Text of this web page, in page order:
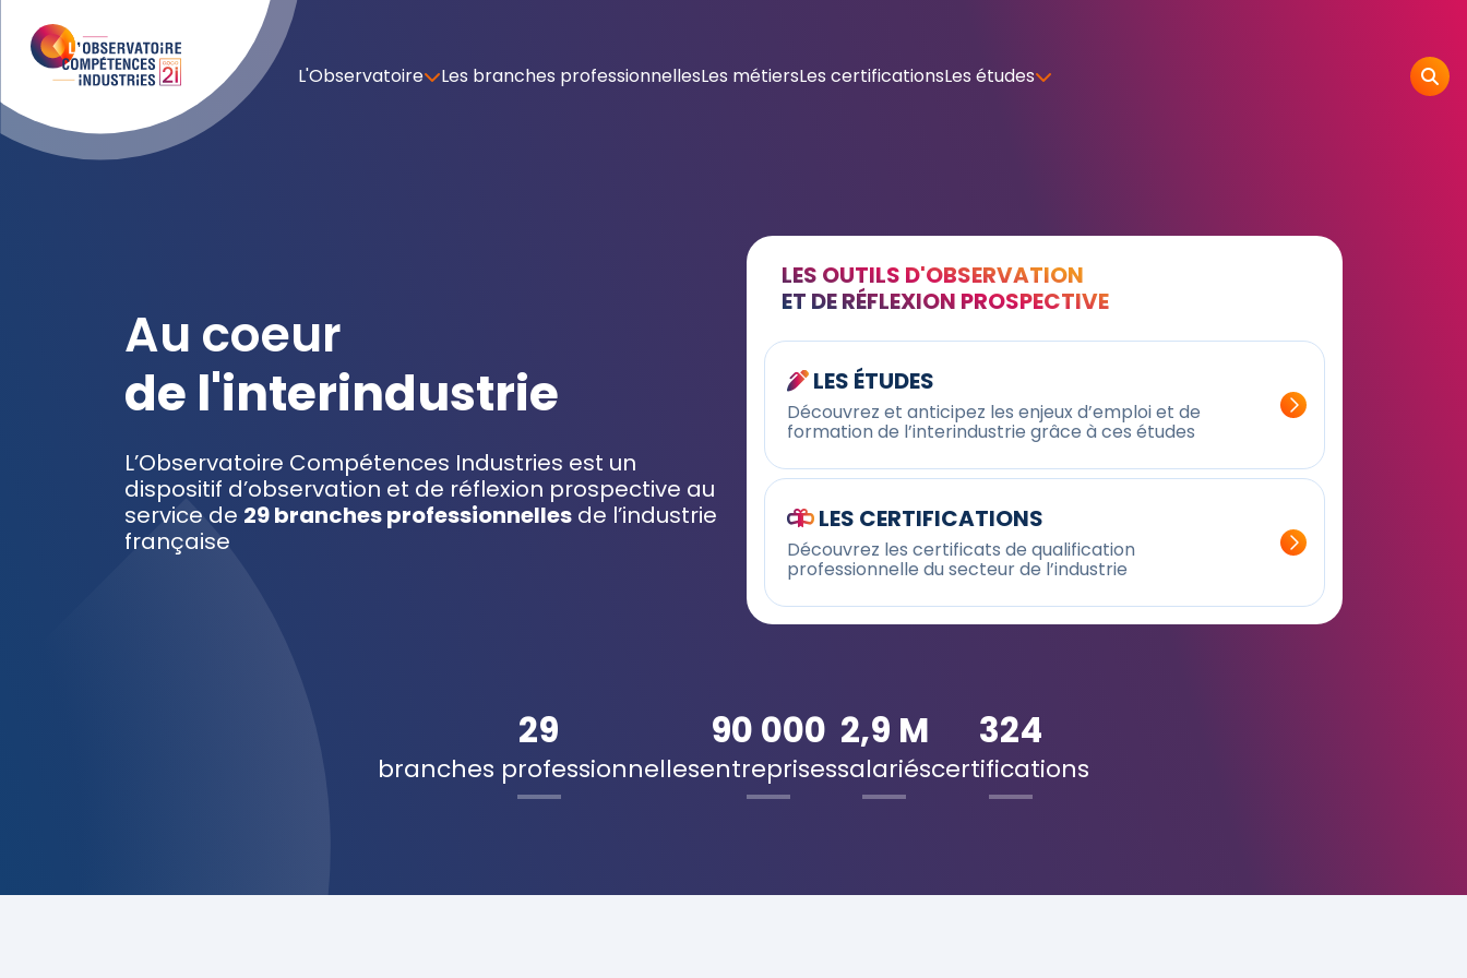
L'Observatoire Les branches professionnellesLes métiersLes certificationsLes études
Au coeur
de l'interindustrie
L’Observatoire Compétences Industries est un
dispositif d’observation et de réflexion prospective au
service de 29 branches professionnelles de l’industrie
française
LES OUTILS D'OBSERVATION
ET DE RÉFLEXION PROSPECTIVE
LES ÉTUDES
Découvrez et anticipez les enjeux d’emploi et de
formation de l’interindustrie grâce à ces études
LES CERTIFICATIONS
Découvrez les certificats de qualification
professionnelle du secteur de l’industrie
29
branches professionnelles
90 000
entreprises
2,9 M
salariés
324
certifications